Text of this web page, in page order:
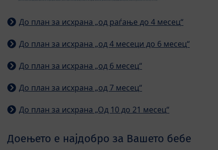
До план за исхрана „од раѓање до 4 месец“
До план за исхрана „од 4 месеци до 6 месец“
До план за исхрана „од 6 месец“
До план за исхрана „од 7 месец“
До план за исхрана „Од 10 до 21 месец“
Доењето е најдобро за Вашето бебе